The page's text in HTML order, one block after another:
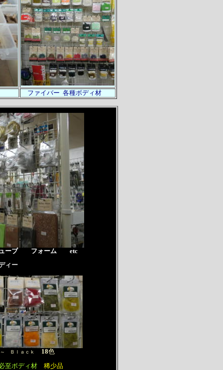
ファイバー 各種ボディ材
ューブ フォーム etc
ィー
Ｂｌａｃｋ 18色
ボディ材
稀少品